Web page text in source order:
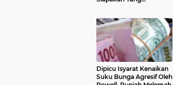
Dipicu Isyarat Kenaikan
Suku Bunga Agresif Oleh